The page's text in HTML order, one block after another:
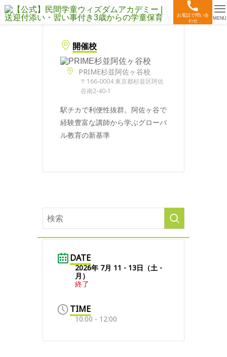
お電話で問い合
わせ
MENU
開催校
PRIME杉並阿佐ヶ谷校
〒166-0004 東京都杉並区阿佐
谷南2-40-1
駅チカで利便性抜群。阿佐ヶ谷で
経験豊富な講師から学ぶグローバ
ル教育の新基準
DATE
2026年 7月 11 - 13日（土 -
月）
終了
TIME
10:00 - 12:00